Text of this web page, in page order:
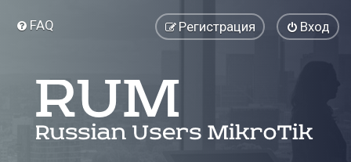
FAQ Вход
Регистрация